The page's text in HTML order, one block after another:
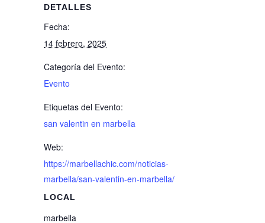
DETALLES
Fecha:
14 febrero, 2025
Categoría del Evento:
Evento
Etiquetas del Evento:
san valentin en marbella
Web:
https://marbellachic.com/noticias-
marbella/san-valentin-en-marbella/
LOCAL
marbella